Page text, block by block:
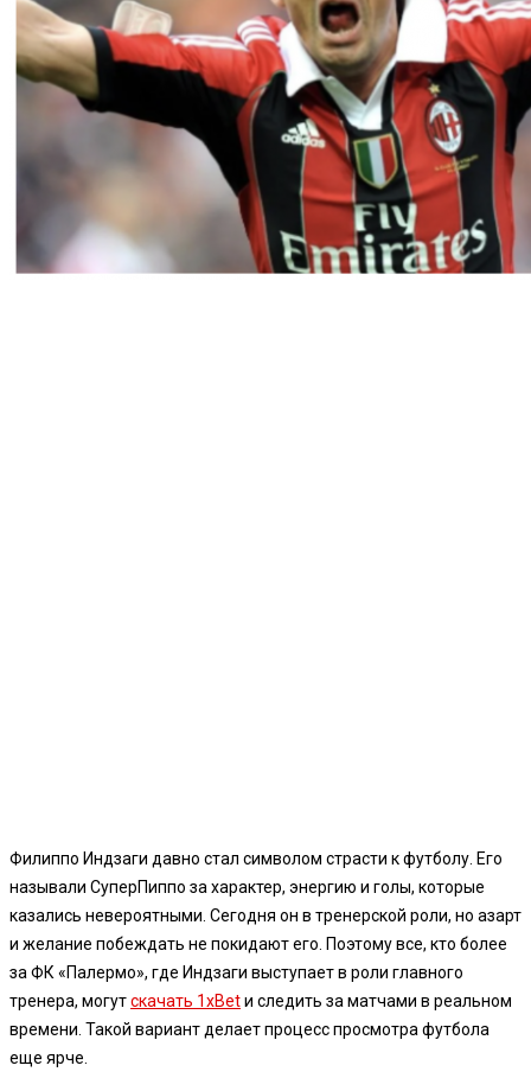
Филиппо Индзаги давно стал символом страсти к футболу. Его
называли СуперПиппо за характер, энергию и голы, которые
казались невероятными. Сегодня он в тренерской роли, но азарт
и желание побеждать не покидают его. Поэтому все, кто более
за ФК «Палермо», где Индзаги выступает в роли главного
тренера, могутскачать 1xBetи следить за матчами в реальном
времени. Такой вариант делает процесс просмотра футбола
еще ярче.